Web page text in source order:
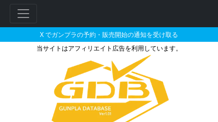
X でガンプラの予約・販売開始の通知を受け取る
当サイトはアフィリエイト広告を利用しています。
ランバ・ラルが搭乗した機体の